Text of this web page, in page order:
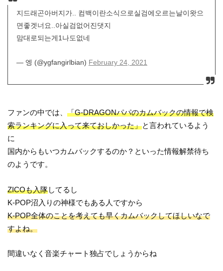
지드래곤아버지가.. 컴백이란소식으로실검에오르는날이왓으
면좋겟너요..아실검없어진댓지
맘대로되는게1나도없네
— 엥 (@ygfangirlbian) February 24, 2021
ファンの中では、「G-DRAGONパパのカムバックの情報で検
索ランキングに入って来ておしかった」と言われているよう
に
国内からもいつカムバックするのか？といった情報解禁待ち
のようです。
ZICOも入隊してるし
K-POP沼入りの神様でもある人ですから
K-POP全体のことを考えても早くカムバックしてほしいなで
すよね。
間違いなく音楽チャート独占でしょうからね